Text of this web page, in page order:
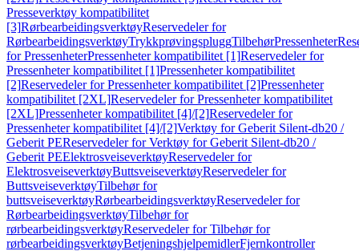
Presseverktøy kompatibilitet
[3]RørbearbeidingsverktøyReservedeler for
RørbearbeidingsverktøyTrykkprøvingspluggTilbehørPressenheter
for PressenheterPressenheter kompatibilitet [1]Reservedeler for
Pressenheter kompatibilitet [1]Pressenheter kompatibilitet
[2]Reservedeler for Pressenheter kompatibilitet [2]Pressenheter
kompatibilitet [2XL]Reservedeler for Pressenheter kompatibilitet
[2XL]Pressenheter kompatibilitet [4]/[2]Reservedeler for
Pressenheter kompatibilitet [4]/[2]Verktøy for Geberit Silent-db20 /
Geberit PEReservedeler for Verktøy for Geberit Silent-db20 /
Geberit PEElektrosveiseverktøyReservedeler for
ElektrosveiseverktøyButtsveiseverktøyReservedeler for
ButtsveiseverktøyTilbehør for
buttsveiseverktøyRørbearbeidingsverktøyReservedeler for
RørbearbeidingsverktøyTilbehør for
rørbearbeidingsverktøyReservedeler for Tilbehør for
rørbearbeidingsverktøyBetjeningshjelpemidlerFjernkontroller